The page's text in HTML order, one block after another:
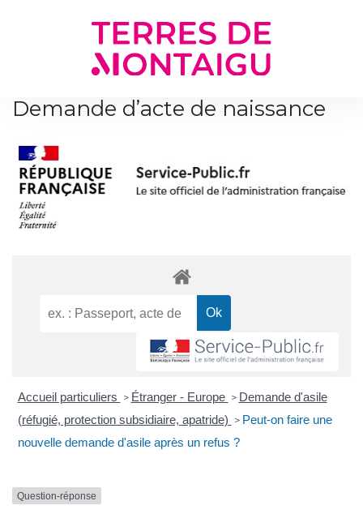
Demande d’acte de naissance
Accueil particuliers > Étranger - Europe > Demande d'asile
(réfugié, protection subsidiaire, apatride) > Peut-on faire une
nouvelle demande d'asile après un refus ?
Question-réponse